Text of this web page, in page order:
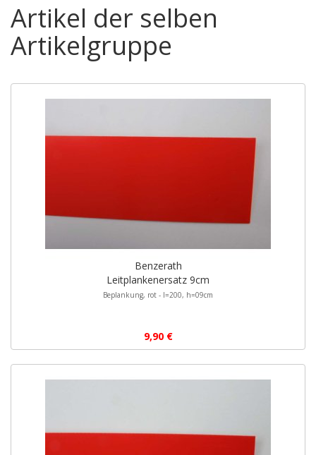
Artikel der selben
Artikelgruppe
Benzerath
Leitplankenersatz 9cm
Beplankung, rot - l=200, h=09cm
9,90 €